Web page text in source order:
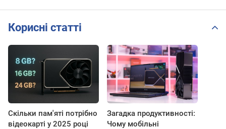
Корисні статті
Скільки пам'яті потрібно
відеокарті у 2025 році
Загадка продуктивності:
Чому мобільні